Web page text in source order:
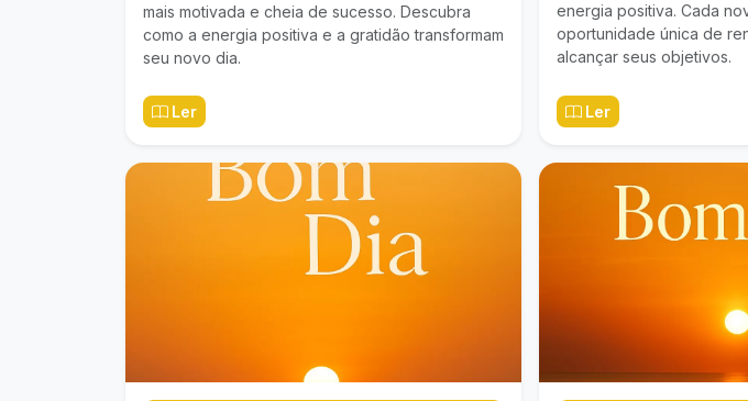
mais motivada e cheia de sucesso. Descubra
como a energia positiva e a gratidão transformam
seu novo dia.
Ler
energia positiva. Cada
oportunidade única de
alcançar seus objetivos.
Ler